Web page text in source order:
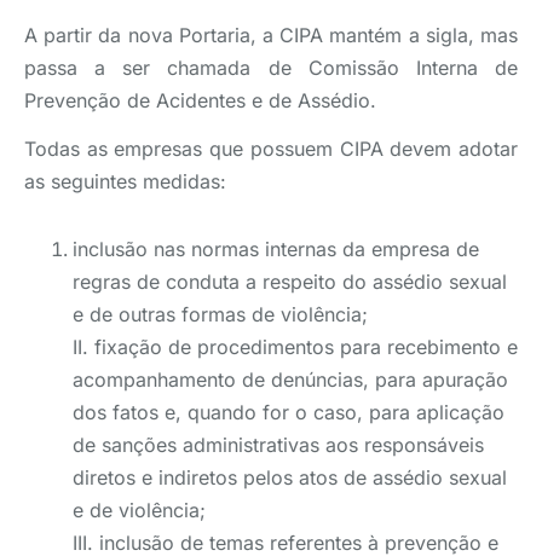
A partir da nova Portaria, a CIPA mantém a sigla, mas
passa a ser chamada de Comissão Interna de
Prevenção de Acidentes e de Assédio.
Todas as empresas que possuem CIPA devem adotar
as seguintes medidas:
inclusão nas normas internas da empresa de
regras de conduta a respeito do assédio sexual
e de outras formas de violência;
II. fixação de procedimentos para recebimento e
acompanhamento de denúncias, para apuração
dos fatos e, quando for o caso, para aplicação
de sanções administrativas aos responsáveis
diretos e indiretos pelos atos de assédio sexual
e de violência;
III. inclusão de temas referentes à prevenção e